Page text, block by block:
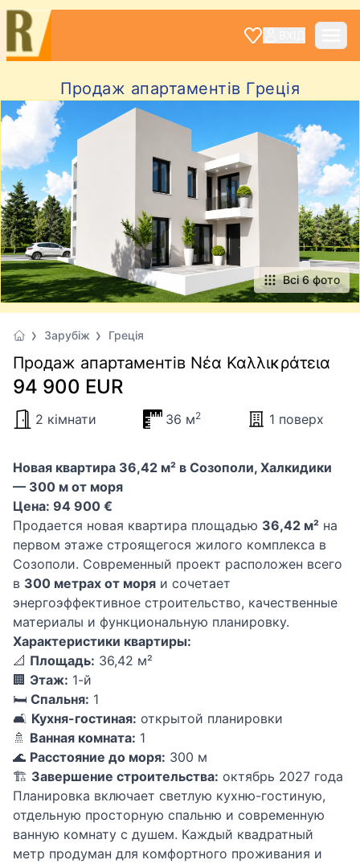
Продаж апартаментів Грецiя
Всі 6 фото
Зарубіж Грецiя
Продаж апартаментів Νέα Καλλικράτεια
94 900 EUR
2 кімнати 36 м2 1 поверх
Новая квартира 36,42 м² в Созополи, Халкидики
— 300 м от моря
Цена: 94 900 €
Продается новая квартира площадью 36,42 м² на
первом этаже строящегося жилого комплекса в
Созополи. Современный проект расположен всего
в 300 метрах от моря и сочетает
энергоэффективное строительство, качественные
материалы и функциональную планировку.
Характеристики квартиры:
📐 Площадь: 36,42 м²
🏢 Этаж: 1-й
🛏 Спальня: 1
🛋 Кухня-гостиная: открытой планировки
🚿 Ванная комната: 1
🌊 Расстояние до моря: 300 м
🏗 Завершение строительства: октябрь 2027 года
Планировка включает светлую кухню-гостиную,
отдельную просторную спальню и современную
ванную комнату с душем. Каждый квадратный
метр продуман для комфортного проживания и